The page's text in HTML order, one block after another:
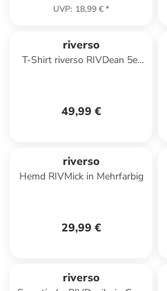
UVP: 18,99 €*
riverso
T-Shirt riverso RIVDean 5er
49,99 €
riverso
Hemd RIVMick in Mehrfarbig
29,99 €
riverso